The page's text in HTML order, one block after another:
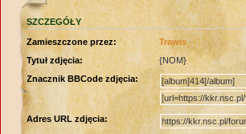
SZCZEGÓŁY
Zamieszczone przez:
Trawis
Tytuł zdjęcia:
{NOM}
Znacznik BBCode zdjęcia:
Adres URL zdjęcia: